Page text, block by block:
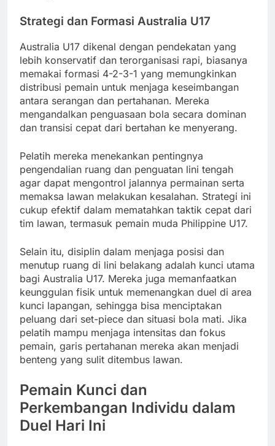
Strategi dan Formasi Australia U17
Australia U17 dikenal dengan pendekatan yang
lebih konservatif dan terorganisasi rapi, biasanya
memakai formasi 4-2-3-1 yang memungkinkan
distribusi pemain untuk menjaga keseimbangan
antara serangan dan pertahanan. Mereka
mengandalkan penguasaan bola secara dominan
dan transisi cepat dari bertahan ke menyerang.
Pelatih mereka menekankan pentingnya
pengendalian ruang dan penguatan lini tengah
agar dapat mengontrol jalannya permainan serta
memaksa lawan melakukan kesalahan. Strategi ini
cukup efektif dalam mematahkan taktik cepat dari
tim lawan, termasuk pemain muda Philippine U17.
Selain itu, disiplin dalam menjaga posisi dan
menutup ruang di lini belakang adalah kunci utama
bagi Australia U17. Mereka juga memanfaatkan
keunggulan fisik untuk memenangkan duel di area
kunci lapangan, sehingga bisa menciptakan
peluang dari set-piece dan situasi bola mati. Jika
pelatih mampu menjaga intensitas dan fokus
pemain, garis pertahanan mereka akan menjadi
benteng yang sulit ditembus lawan.
Pemain Kunci dan
Perkembangan Individu dalam
Duel Hari Ini